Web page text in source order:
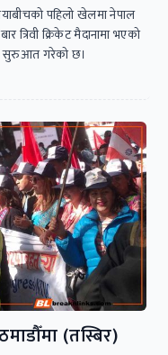
पहिलो खेलमा नेपाल
त्रिवी क्रिकेट मैदानामा भएको
सुरुआत गरेको छ।
(तस्बिर)